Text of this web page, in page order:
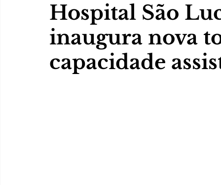
Hospital São
inaugura nova
capacidade